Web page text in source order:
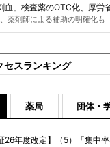
血」検査薬のOTC化、厚労
薬剤師による補助の明確化も
セスランキング
薬局 団体・
26年度改定】（5）「集中